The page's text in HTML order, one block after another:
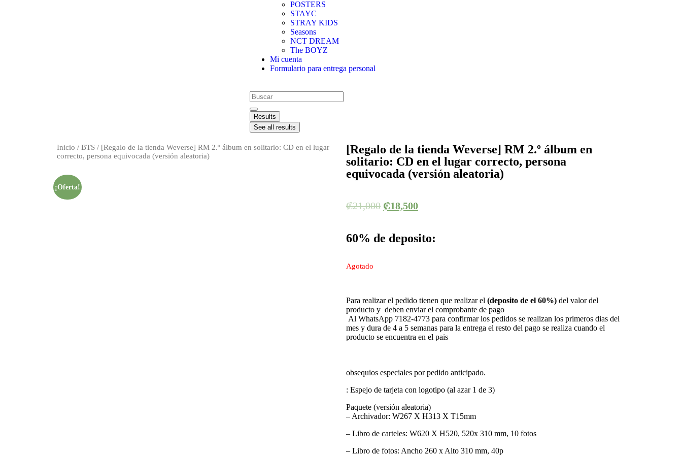
POSTERS
STAYC
STRAY KIDS
Seasons
NCT DREAM
The BOYZ
Mi cuenta
Formulario para entrega personal
Results
See all results
Inicio / BTS / [Regalo de la tienda Weverse] RM 2.º álbum en solitario: CD en el lugar
correcto, persona equivocada (versión aleatoria)
¡Oferta!
[Regalo de la tienda Weverse] RM 2.º álbum en
solitario: CD en el lugar correcto, persona
equivocada (versión aleatoria)
₡21,000 ₡18,500
60% de deposito:
Agotado
Para realizar el pedido tienen que realizar el (deposito de el 60%) del valor del
producto y deben enviar el comprobante de pago
Al WhatsApp 7182-4773 para confirmar los pedidos se realizan los primeros dias del
mes y dura de 4 a 5 semanas para la entrega el resto del pago se realiza cuando el
producto se encuentra en el pais
obsequios especiales por pedido anticipado.
: Espejo de tarjeta con logotipo (al azar 1 de 3)
Paquete (versión aleatoria)
– Archivador: W267 X H313 X T15mm
– Libro de carteles: W620 X H520, 520x 310 mm, 10 fotos
– Libro de fotos: Ancho 260 x Alto 310 mm, 40p